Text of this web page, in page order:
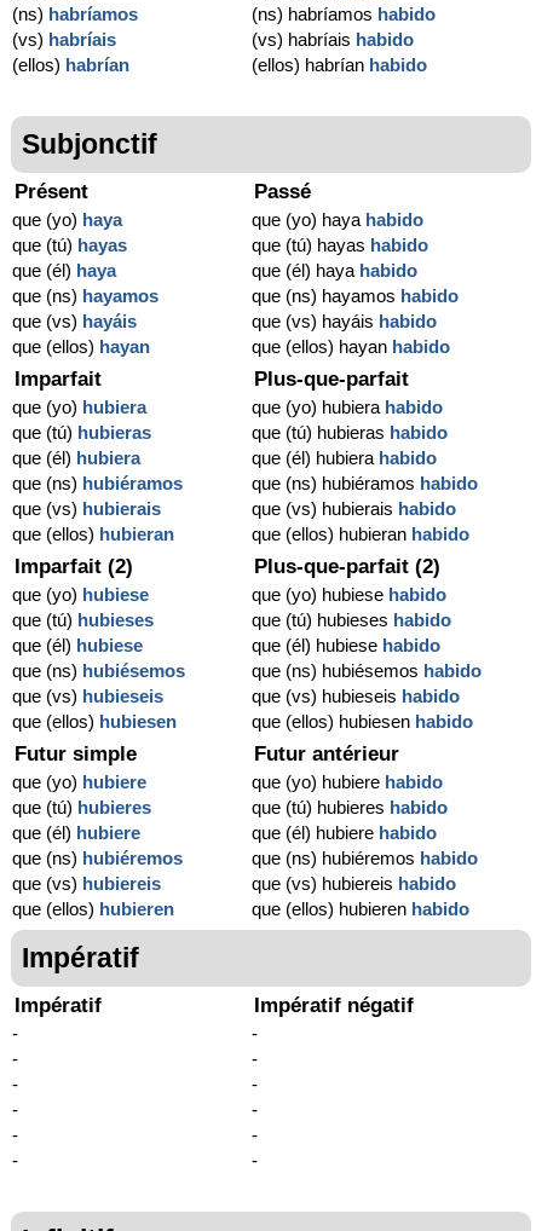
(ns) habríamos
(vs) habríais
(ellos) habrían
(ns) habríamos habido
(vs) habríais habido
(ellos) habrían habido
Subjonctif
Présent
que (yo) haya
que (tú) hayas
que (él) haya
que (ns) hayamos
que (vs) hayáis
que (ellos) hayan
Passé
que (yo) haya habido
que (tú) hayas habido
que (él) haya habido
que (ns) hayamos habido
que (vs) hayáis habido
que (ellos) hayan habido
Imparfait
que (yo) hubiera
que (tú) hubieras
que (él) hubiera
que (ns) hubiéramos
que (vs) hubierais
que (ellos) hubieran
Plus-que-parfait
que (yo) hubiera habido
que (tú) hubieras habido
que (él) hubiera habido
que (ns) hubiéramos habido
que (vs) hubierais habido
que (ellos) hubieran habido
Imparfait (2)
que (yo) hubiese
que (tú) hubieses
que (él) hubiese
que (ns) hubiésemos
que (vs) hubieseis
que (ellos) hubiesen
Plus-que-parfait (2)
que (yo) hubiese habido
que (tú) hubieses habido
que (él) hubiese habido
que (ns) hubiésemos habido
que (vs) hubieseis habido
que (ellos) hubiesen habido
Futur simple
que (yo) hubiere
que (tú) hubieres
que (él) hubiere
que (ns) hubiéremos
que (vs) hubiereis
que (ellos) hubieren
Futur antérieur
que (yo) hubiere habido
que (tú) hubieres habido
que (él) hubiere habido
que (ns) hubiéremos habido
que (vs) hubiereis habido
que (ellos) hubieren habido
Impératif
Impératif
-
-
-
-
-
-
Impératif négatif
-
-
-
-
-
-